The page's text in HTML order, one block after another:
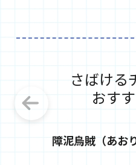
さばける
おす